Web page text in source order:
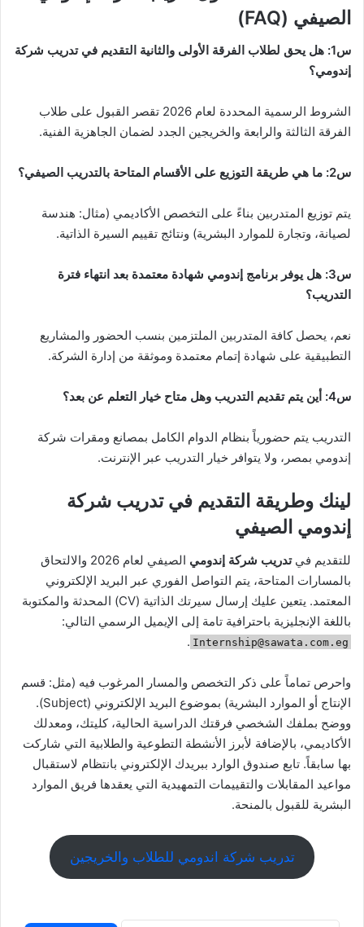
الصيفي (FAQ)
س1: هل يحق لطلاب الفرقة الأولى والثانية التقديم في تدريب شركة
إندومي؟
الشروط الرسمية المحددة لعام 2026 تقصر القبول على طلاب
الفرقة الثالثة والرابعة والخريجين الجدد لضمان الجاهزية الفنية.
س2: ما هي طريقة التوزيع على الأقسام المتاحة بالتدريب الصيفي؟
يتم توزيع المتدربين بناءً على التخصص الأكاديمي (مثال: هندسة
لصيانة، وتجارة للموارد البشرية) ونتائج تقييم السيرة الذاتية.
س3: هل يوفر برنامج إندومي شهادة معتمدة بعد انتهاء فترة
التدريب؟
نعم، يحصل كافة المتدربين الملتزمين بنسب الحضور والمشاريع
التطبيقية على شهادة إتمام معتمدة وموثقة من إدارة الشركة.
س4: أين يتم تقديم التدريب وهل متاح خيار التعلم عن بعد؟
التدريب يتم حضورياً بنظام الدوام الكامل بمصانع ومقرات شركة
إندومي بمصر، ولا يتوافر خيار التدريب عبر الإنترنت.
لينك وطريقة التقديم في تدريب شركة
إندومي الصيفي
للتقديم فيتدريب شركة إندومي
الصيفي لعام 2026 والالتحاق
بالمسارات المتاحة، يتم التواصل الفوري عبر البريد الإلكتروني
المعتمد. يتعين عليك إرسال سيرتك الذاتية (CV) المحدثة والمكتوبة
باللغة الإنجليزية باحترافية تامة إلى الإيميل الرسمي التالي:
Internship@sawata.com.eg
.
واحرص تماماً على ذكر التخصص والمسار المرغوب فيه (مثل: قسم
الإنتاج أو الموارد البشرية) بموضوع البريد الإلكتروني (Subject).
ووضح بملفك الشخصي فرقتك الدراسية الحالية، كليتك، ومعدلك
الأكاديمي، بالإضافة لأبرز الأنشطة التطوعية والطلابية التي شاركت
بها سابقاً. تابع صندوق الوارد ببريدك الإلكتروني بانتظام لاستقبال
مواعيد المقابلات والتقييمات التمهيدية التي يعقدها فريق الموارد
البشرية للقبول بالمنحة.
تدريب شركة اندومي للطلاب والخريجين